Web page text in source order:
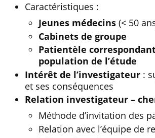
Caractéristiques :
Jeunes médecins(< 50
Cabinets de groupe
Patientèle
population de l’étude
Intérêt de l’investigateur :
et ses conséquences
Relation investigateur –
Méthode d’invitation des
Relation avec l’équipe de